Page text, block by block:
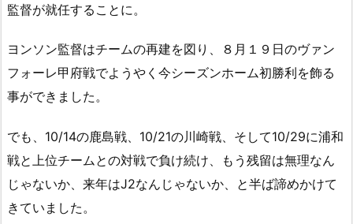
監督が就任することに。
ヨンソン監督はチームの再建を図り、８月１９日のヴァン
フォーレ甲府戦でようやく今シーズンホーム初勝利を飾る
事ができました。
でも、10/14の鹿島戦、10/21の川崎戦、そして10/29に浦和
戦と上位チームとの対戦で負け続け、もう残留は無理なん
じゃないか、来年はJ2なんじゃないか、と半ば諦めかけて
きていました。